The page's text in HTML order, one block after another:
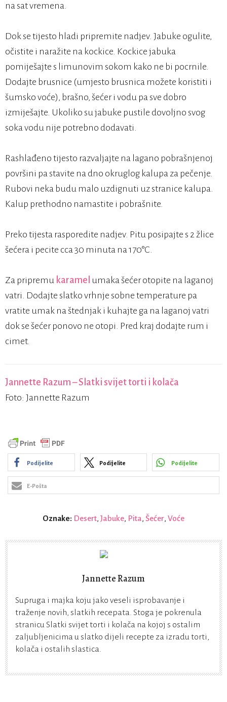
na sat vremena.
Dok se tijesto hladi pripremite nadjev. Jabuke ogulite,
očistite i naražite na kockice. Kockice jabuka
pomiješajte s limunovim sokom kako ne bi pocrnile.
Dodajte brusnice (umjesto brusnica možete koristiti i
šumsko voće), brašno, šećer i vodu pa sve dobro
izmiješajte. Ukoliko su jabuke pustile dovoljno svog
soka vodu nije potrebno dodavati.
Rashlađeno tijesto razvaljajte na lagano pobrašnjenoj
površini pa stavite na dno okruglog kalupa za pečenje.
Rubovi neka budu malo uzdignuti uz stranice kalupa.
Kalup prethodno namastite i pobrašnite.
Preko tijesta rasporedite nadjev. Pitu posipajte s 2 žlice
šećera i pecite cca 30 minuta na 170°C.
Za pripremu karamel umaka šećer otopite na laganoj
vatri. Dodajte slatko vrhnje sobne temperature pa
vratite umak na štednjak i kuhajte ga na laganoj vatri
dok se šećer ponovo ne otopi. Pred kraj dodajte rum i
cimet.
Jannette Razum – Slatki svijet torti i kolača
Foto: Jannette Razum
Podijelite Podijelite Podijelite
E-Pošta
Oznake: Desert, Jabuke, Pita, Šećer, Voće
Jannette Razum
Supruga i majka koju jako veseli isprobavanje i
traženje novih, slatkih recepata. Stoga je pokrenula
stranicu Slatki svijet torti i kolača na kojoj s ostalim
zaljubljenicima u slatko dijeli recepte za izradu torti,
kolača i ostalih slastica.